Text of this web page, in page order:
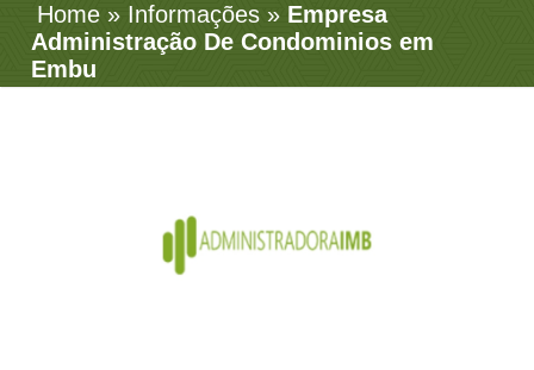
Home » Informações » Empresa
Administração De Condominios em
Embu